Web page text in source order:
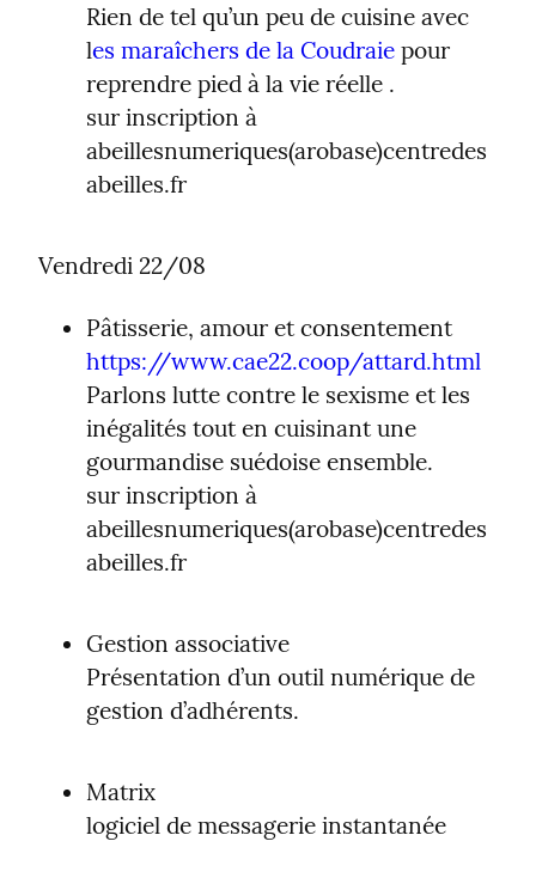
Rien de tel qu’un peu de cuisine avec
les maraîchers de la Coudraie pour
reprendre pied à la vie réelle .
sur inscription à
abeillesnumeriques(arobase)centredes
abeilles.fr
Vendredi 22/08
https://www.cae22.coop/attard.html
Parlons lutte contre le sexisme et les
inégalités tout en cuisinant une
gourmandise suédoise ensemble.
sur inscription à
abeillesnumeriques(arobase)centredes
abeilles.fr
Gestion associative
Présentation d’un outil numérique de
gestion d’adhérents.
Matrix
logiciel de messagerie instantanée